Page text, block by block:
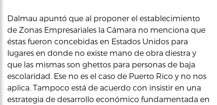
Dalmau apuntó que al proponer el establecimiento
de Zonas Empresariales la Cámara no menciona que
éstas fueron concebidas en Estados Unidos para
lugares en donde no existe mano de obra diestra y
que las mismas son ghettos para personas de baja
escolaridad. Ese no es el caso de Puerto Rico y no nos
aplica. Tampoco está de acuerdo con insistir en una
estrategia de desarrollo económico fundamentada en